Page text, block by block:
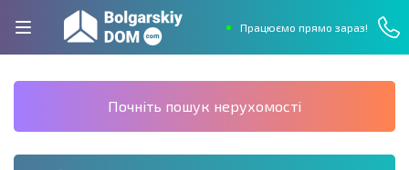
Працюємо прямо зараз!
Почніть пошук нерухомості